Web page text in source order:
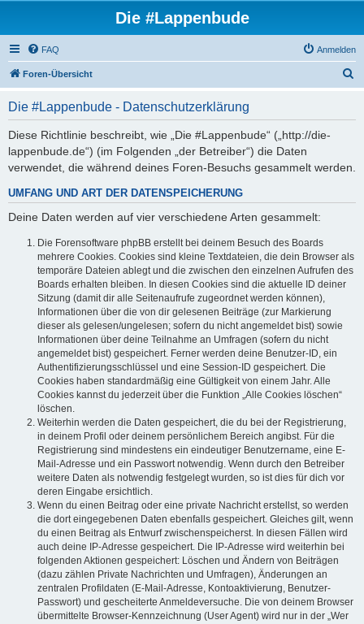
Die #Lappenbude
FAQ Anmelden
Foren-Übersicht
Die #Lappenbude - Datenschutzerklärung
Diese Richtlinie beschreibt, wie „Die #Lappenbude“ („http://die-
lappenbude.de“) (im Folgenden „der Betreiber“) die Daten
verwendet, die während deines Foren-Besuchs gesammelt werden.
UMFANG UND ART DER DATENSPEICHERUNG
Deine Daten werden auf vier verschiedene Arten gesammelt:
Die Forensoftware phpBB erstellt bei deinem Besuch des Boards
mehrere Cookies. Cookies sind kleine Textdateien, die dein Browser als
temporäre Dateien ablegt und die zwischen den einzelnen Aufrufen des
Boards erhalten bleiben. In diesen Cookies sind die aktuelle ID deiner
Sitzung (damit dir alle Seitenaufrufe zugeordnet werden können),
Informationen über die von dir gelesenen Beiträge (zur Markierung
dieser als gelesen/ungelesen; sofern du nicht angemeldet bist) sowie
Informationen über deine Teilnahme an Umfragen (sofern du nicht
angemeldet bist) gespeichert. Ferner werden deine Benutzer-ID, ein
Authentifizierungsschlüssel und eine Session-ID gespeichert. Die
Cookies haben standardmäßig eine Gültigkeit von einem Jahr. Alle
Cookies kannst du jederzeit über die Funktion „Alle Cookies löschen“
löschen.
Weiterhin werden die Daten gespeichert, die du bei der Registrierung,
in deinem Profil oder deinem persönlichem Bereich angibst. Für die
Registrierung sind mindestens ein eindeutiger Benutzername, eine E-
Mail-Adresse und ein Passwort notwendig. Wenn durch den Betreiber
weitere Daten als notwendig festgelegt wurden, so ist dies für dich vor
deren Eingabe ersichtlich.
Wenn du einen Beitrag oder eine private Nachricht erstellst, so werden
die dort eingegebenen Daten ebenfalls gespeichert. Gleiches gilt, wenn
du einen Beitrag als Entwurf zwischenspeicherst. In diesen Fällen wird
auch deine IP-Adresse gespeichert. Die IP-Adresse wird weiterhin bei
folgenden Aktionen gespeichert: Löschen und Ändern von Beiträgen
(dazu zählen Private Nachrichten und Umfragen), Änderungen an
zentralen Profildaten (E-Mail-Adresse, Kontoaktivierung, Benutzer-
Passwort) und gescheiterte Anmeldeversuche. Die von deinem Browser
übermittelte Browser-Kennzeichnung (User Agent) wird nur in der „Wer